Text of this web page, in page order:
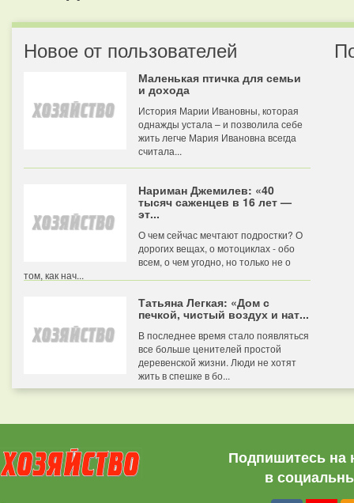
Новое от пользователей
Маленькая птичка для семьи
и дохода
История Марии Ивановны, которая
однажды устала – и позволила себе
жить легче Мария Ивановна всегда
считала...
Нариман Джемилев: «40
тысяч саженцев в 16 лет —
эт...
О чем сейчас мечтают подростки? О
дорогих вещах, о мотоциклах - обо
всем, о чем угодно, но только не о
том, как нач...
Татьяна Легкая: «Дом с
печкой, чистый воздух и нат...
В последнее время стало появляться
все больше ценителей простой
деревенской жизни. Люди не хотят
жить в спешке в бо...
Подпишитесь на
в